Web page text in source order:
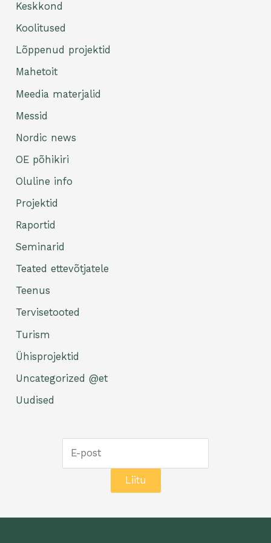
Keskkond
Koolitused
Lõppenud projektid
Mahetoit
Meedia materjalid
Messid
Nordic news
OE põhikiri
Oluline info
Projektid
Raportid
Seminarid
Teated ettevõtjatele
Teenus
Tervisetooted
Turism
Ühisprojektid
Uncategorized @et
Uudised
Liitu